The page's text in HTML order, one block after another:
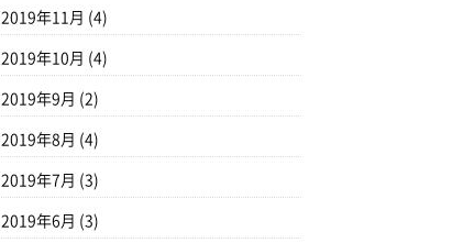
2019年11月 (4)
2019年10月 (4)
2019年9月 (2)
2019年8月 (4)
2019年7月 (3)
2019年6月 (3)